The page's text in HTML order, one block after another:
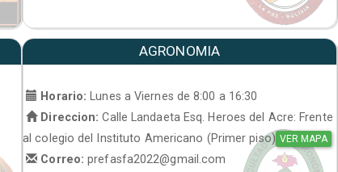
AGRONOMIA
Horario:
Lunes a Viernes de 8:00 a 16:30
Direccion: Calle Landaeta Esq. Heroes del Acre: Frente
al colegio del Instituto Americano (Primer piso) VER MAPA
Correo:prefasfa2022@gmail.com